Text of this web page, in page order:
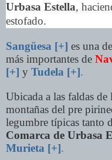
Urbasa Estella,
estofado.
Sangüesa [+] es una
más importantes de
[+] y Tudela [+].
Ubicada a las faldas de
montañas del pre
legumbre típicas tanto
Comarca de Urbasa
Murieta [+].